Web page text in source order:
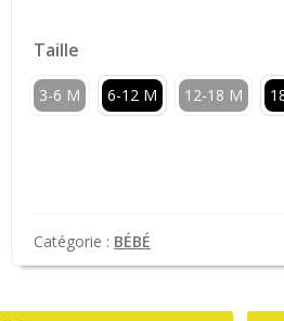
Taille
3-6 M 6-12 M 12-18 M
Catégorie : BÉBÉ